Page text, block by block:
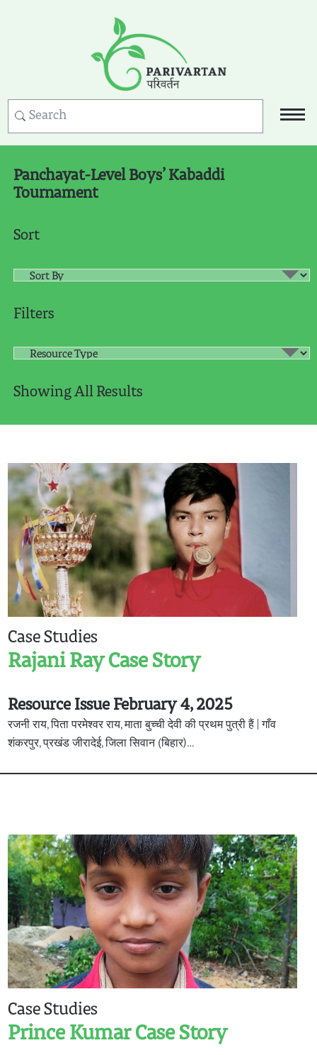
Panchayat-Level Boys’ Kabaddi
Tournament
Sort
Filters
Showing All Results
Case Studies
Rajani Ray Case Story
Resource Issue February 4, 2025
रजनी राय, पिता परमेश्वर राय, माता बुच्ची देवी की प्रथम पुत्री हैं | गाँव
शंकरपुर, प्रखंड जीरादेई, जिला सिवान (बिहार)…
Case Studies
Prince Kumar Case Story